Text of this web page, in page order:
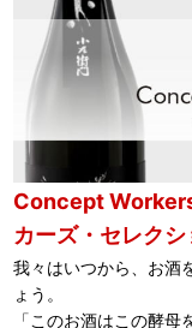
Concept
カーズ・セレクシ
我々はいつから、お酒
ょう。
「このお酒はこの酵